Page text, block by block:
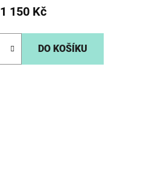
1 150 Kč
DO KOŠÍKU